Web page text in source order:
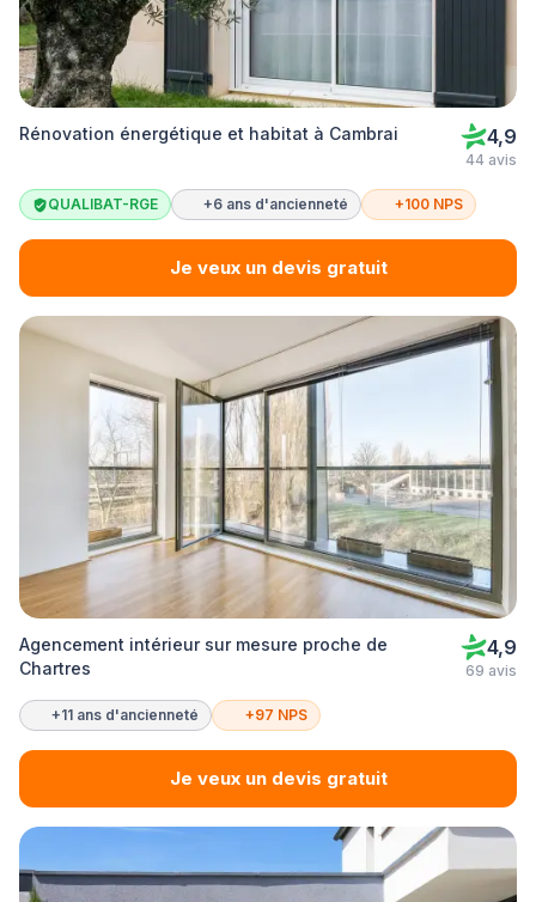
Rénovation énergétique et habitat à Cambrai 4,9
44 avis
QUALIBAT-RGE +6 ans d'ancienneté +100 NPS
Je veux un devis gratuit
Agencement intérieur sur mesure proche de
Chartres
4,9
69 avis
+11 ans d'ancienneté +97 NPS
Je veux un devis gratuit